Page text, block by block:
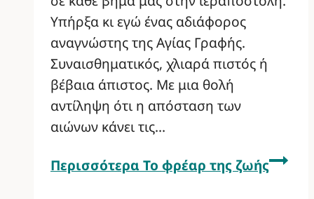
Υπήρξα κι εγώ ένας αδιάφορος
αναγνώστης της Αγίας Γραφής.
Συναισθηματικός, χλιαρά πιστός ή
βέβαια άπιστος. Με μια θολή
αντίληψη ότι η απόσταση των
αιώνων κάνει τις…
Περισσότερα Το φρέαρ της ζωής